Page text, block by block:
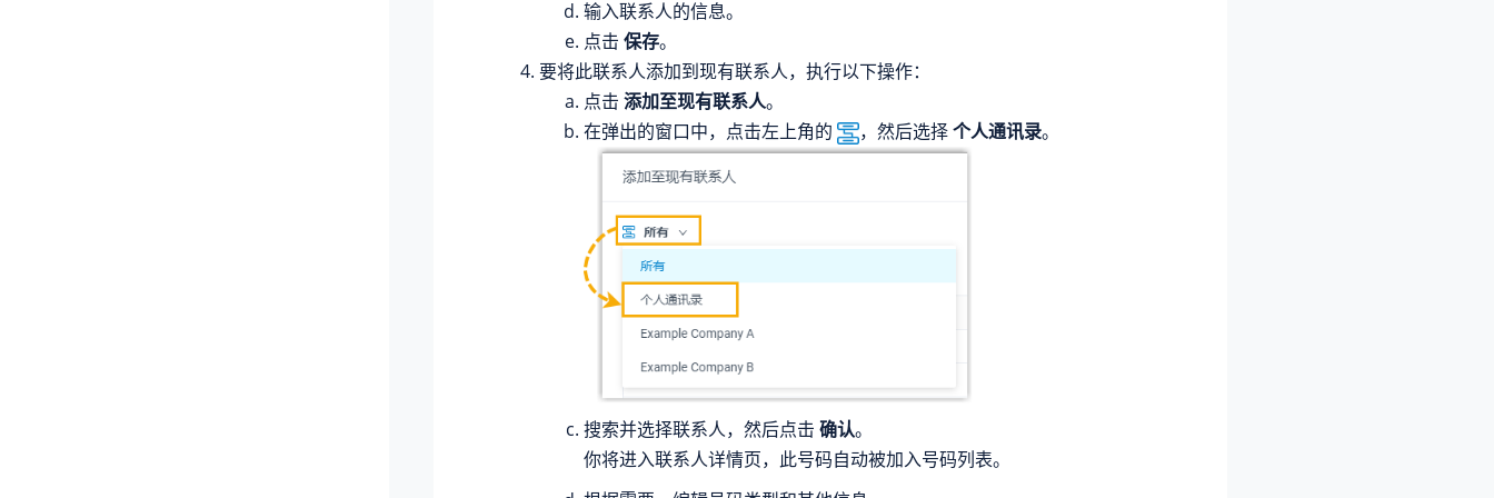
输入联系人的信息。
点击 保存。
要将此联系人添加到现有联系人，执行以下操作：
点击 添加至现有联系人。
在弹出的窗口中，点击左上角的
，然后选择个人通讯录。
搜索并选择联系人，然后点击 确认。
你将进入联系人详情页，此号码自动被加入号码列表。